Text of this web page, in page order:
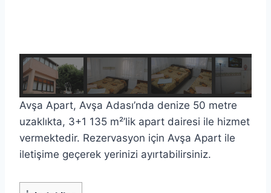
Avşa Apart, Avşa Adası’nda denize 50 metre
uzaklıkta, 3+1 135 m²’lik apart dairesi ile hizmet
vermektedir. Rezervasyon için Avşa Apart ile
iletişime geçerek yerinizi ayırtabilirsiniz.